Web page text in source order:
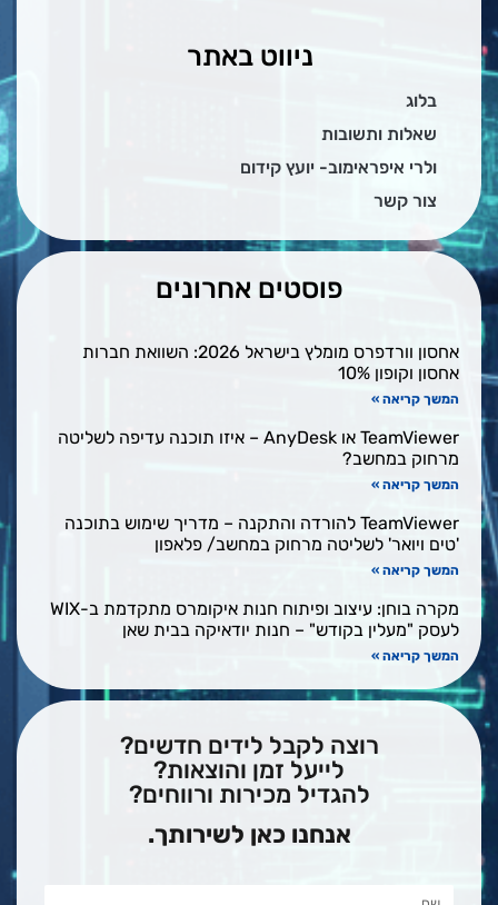
ניווט באתר
בלוג
שאלות ותשובות
ולרי איפראימוב- יועץ קידום
צור קשר
פוסטים אחרונים
אחסון וורדפרס מומלץ בישראל 2026: השוואת חברות
אחסון וקופון 10%
המשך קריאה »
TeamViewer או AnyDesk – איזו תוכנה עדיפה לשליטה
מרחוק במחשב?
המשך קריאה »
TeamViewer להורדה והתקנה – מדריך שימוש בתוכנה
'טים ויואר' לשליטה מרחוק במחשב/ פלאפון
המשך קריאה »
מקרה בוחן: עיצוב ופיתוח חנות איקומרס מתקדמת ב-WIX
לעסק "מעלין בקודש" – חנות יודאיקה בבית שאן
המשך קריאה »
רוצה לקבל לידים חדשים?
לייעל זמן והוצאות?
להגדיל מכירות ורווחים?
אנחנו כאן לשירותך.